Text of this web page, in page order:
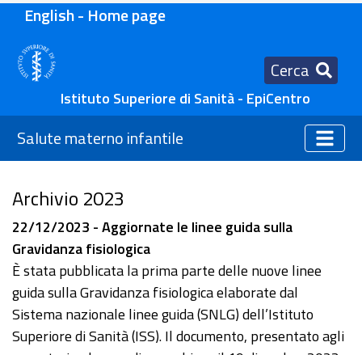
English - Home page
Cerca
Istituto Superiore di Sanità - EpiCentro
Salute materno infantile
Archivio 2023
22/12/2023 - Aggiornate le linee guida sulla
Gravidanza fisiologica
È stata pubblicata la prima parte delle nuove linee
guida sulla Gravidanza fisiologica elaborate dal
Sistema nazionale linee guida (SNLG) dell’Istituto
Superiore di Sanità (ISS). Il documento, presentato agli